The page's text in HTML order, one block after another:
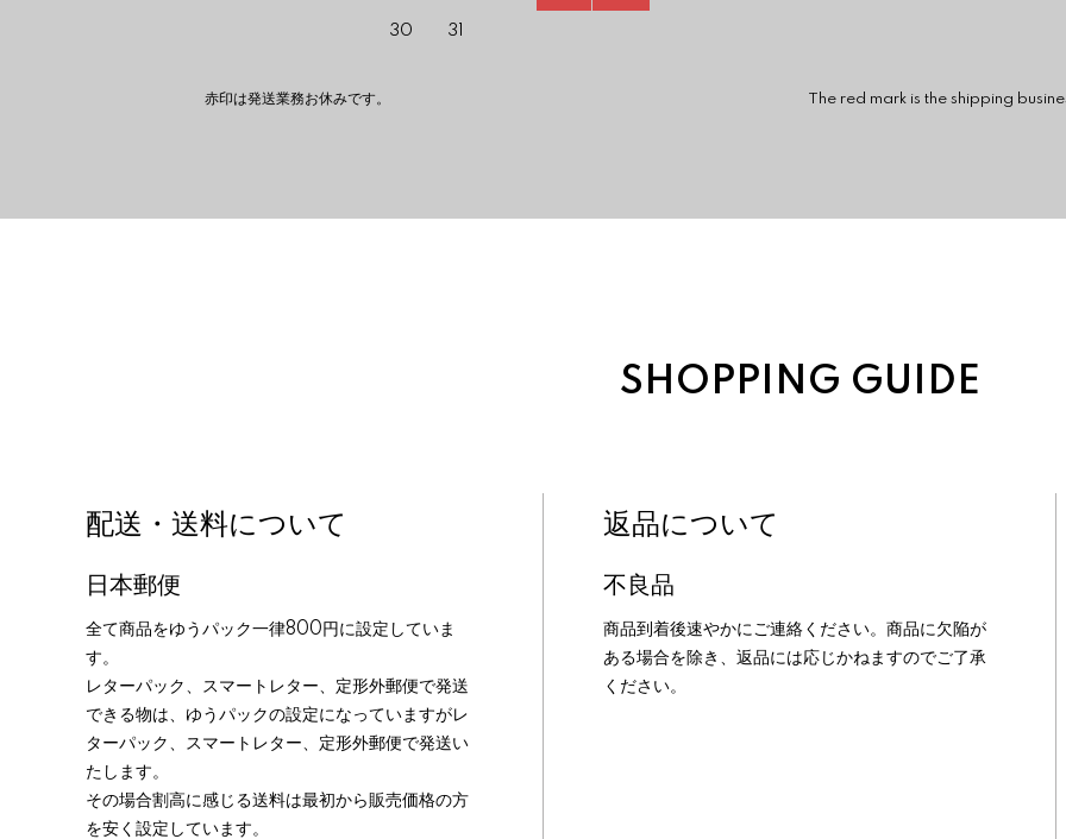
30 31
赤印は発送業務お休みです。 The red mark is the shipping business is
SHOPPING GUIDE
配送・送料について
日本郵便
全て商品をゆうパック一律800円に設定していま
す。
レターパック、スマートレター、定形外郵便で発送
できる物は、ゆうパックの設定になっていますがレ
ターパック、スマートレター、定形外郵便で発送い
たします。
その場合割高に感じる送料は最初から販売価格の方
を安く設定しています。
返品について
不良品
商品到着後速やかにご連絡ください。商品に欠陥が
ある場合を除き、返品には応じかねますのでご了承
ください。